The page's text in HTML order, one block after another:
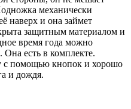
механически
наверх и она займет
защитным материалом и
время года можно
Она есть в комплекте.
с помощью кнопок и хорошо
и дождя.